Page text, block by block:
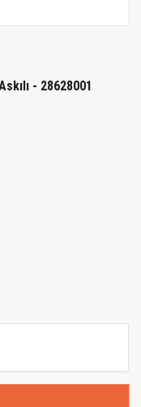
- 28628001